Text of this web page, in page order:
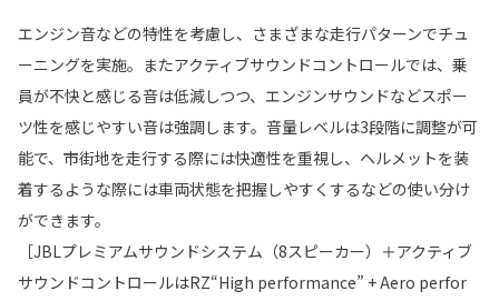
エンジン音などの特性を考慮し、さまざまな走行パターンでチュ
ーニングを実施。またアクティブサウンドコントロールでは、乗
員が不快と感じる音は低減しつつ、エンジンサウンドなどスポー
ツ性を感じやすい音は強調します。音量レベルは3段階に調整が可
能で、市街地を走行する際には快適性を重視し、ヘルメットを装
着するような際には車両状態を把握しやすくするなどの使い分け
ができます。
［JBLプレミアムサウンドシステム（8スピーカー）＋アクティブ
サウンドコントロールはRZ“High performance” + Aero perfor